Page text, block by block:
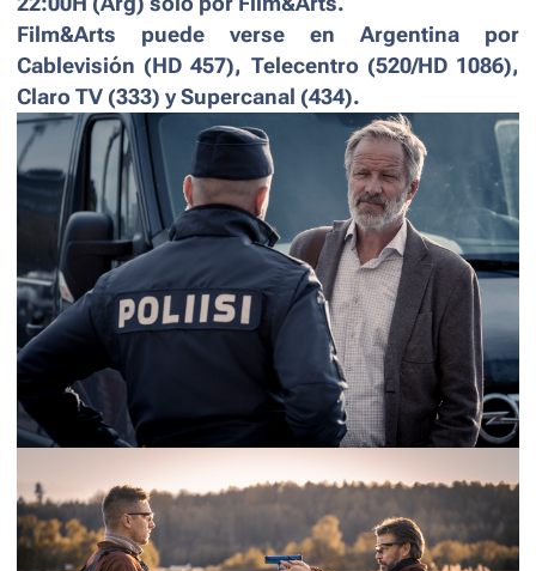
Film&Arts puede verse en Argentina por
Cablevisión (HD 457), Telecentro (520/HD 1086),
Claro TV (333) y Supercanal (434).